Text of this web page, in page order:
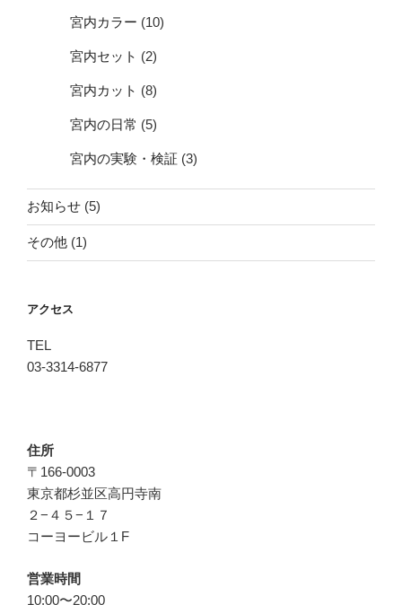
宮内カラー (10)
宮内セット (2)
宮内カット (8)
宮内の日常 (5)
宮内の実験・検証 (3)
お知らせ (5)
その他 (1)
アクセス
TEL
03-3314-6877
住所
〒166-0003
東京都杉並区高円寺南
２−４５−１７
コーヨービル１F
営業時間
10:00〜20:00